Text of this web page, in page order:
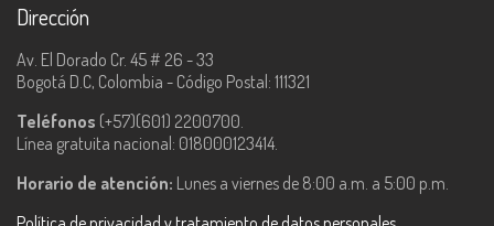
Dirección
Av. El Dorado Cr. 45 # 26 - 33
Bogotá D.C, Colombia - Código Postal: 111321
Teléfonos (+57)(601) 2200700.
Línea gratuita nacional: 018000123414.
Horario de atención: Lunes a viernes de 8:00 a.m. a 5:00 p.m.